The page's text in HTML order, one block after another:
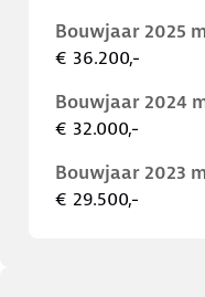
Bouwjaar 2025
€ 36.200,-
Bouwjaar 2024
€ 32.000,-
Bouwjaar 2023
€ 29.500,-